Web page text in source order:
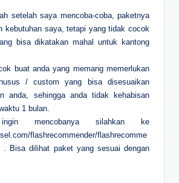
setelah saya mencoba-coba, paketnya
kebutuhan saya, tetapi yang tidak cocok
bisa dikatakan mahal untuk kantong
buat anda yang memang memerlukan
/ custom yang bisa disesuaikan
anda, sehingga anda tidak kehabisan
1 bulan.
mencobanya silahkan ke
flashrecommender/flashrecomme
. Bisa dilihat paket yang sesuai dengan